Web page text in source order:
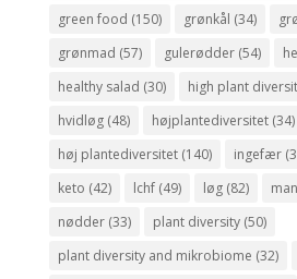
green food (150) grønkål (34)
grønmad (57) gulerødder(54)
healthy salad (30) high plant
hvidløg(48) højplantediversitet(34)
høj plantediversitet(140) ingefær
keto (42) lchf(49) løg(82)
nødder(33) plant diversity(50)
plant diversity and mikrobiome (32)